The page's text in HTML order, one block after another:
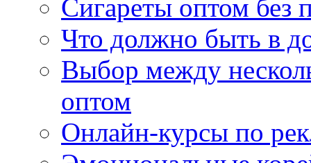
Сигареты оптом без
Что должно быть в
Выбор между
оптом
Онлайн-курсы по